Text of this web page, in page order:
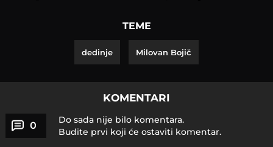
TEME
dedinje Milovan Bojič
KOMENTARI
0
Do sada nije bilo komentara.
Budite prvi koji će ostaviti komentar.